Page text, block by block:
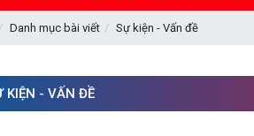
Danh mục bài viết Sự kiện - Vấn đề
KIỆN - VẤN ĐỀ